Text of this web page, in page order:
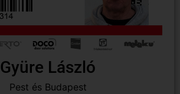
Gyüre László
Pest és Budapest